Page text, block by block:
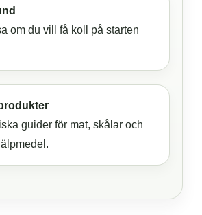
om du vill få koll på starten
guider för mat, skålar och